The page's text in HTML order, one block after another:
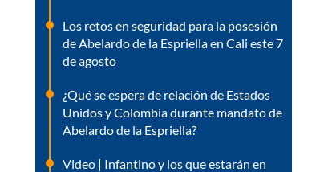
Los retos en seguridad para la posesión
de Abelardo de la Espriella en Cali este 7
de agosto
¿Qué se espera de relación de Estados
Unidos y Colombia durante mandato de
Abelardo de la Espriella?
Video | Infantino y los que estarán en